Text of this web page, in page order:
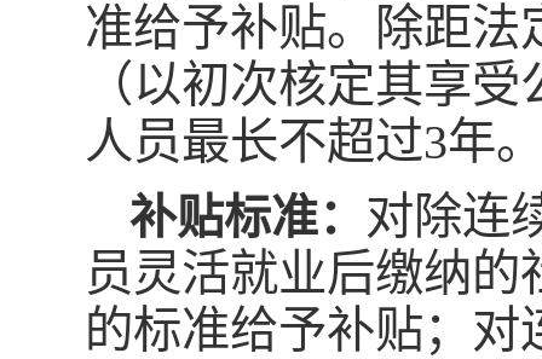
准给予补贴。除距法
（以初次核定其享
人员最长不超过3年
补贴标准： 对除连
员灵活就业后缴纳
的标准给予补贴；